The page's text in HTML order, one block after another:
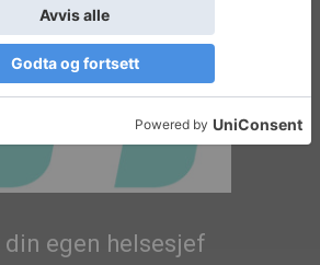
din egen helsesjef